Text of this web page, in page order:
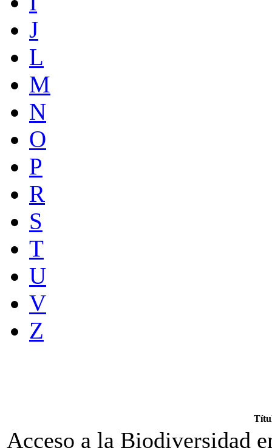
J
L
M
N
O
P
R
S
T
U
V
Z
Acceso a la Biodiversidad